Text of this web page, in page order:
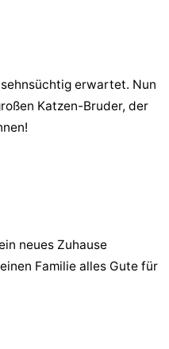
erwartet. Nun
Katzen-Bruder, der
neues Zuhause
Familie alles Gute für